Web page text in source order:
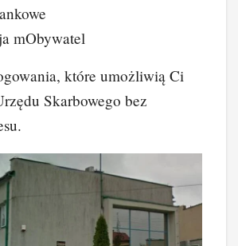
mObywatel
które umożliwią Ci
Skarbowego bez